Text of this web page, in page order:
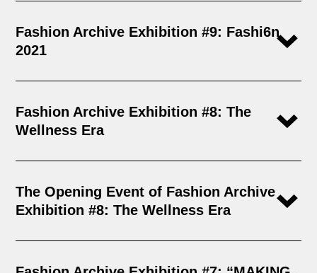
Fashion Archive Exhibition #9: Fashi6n
2021
Fashion Archive Exhibition #8: The
Wellness Era
The Opening Event of Fashion Archive
Exhibition #8: The Wellness Era